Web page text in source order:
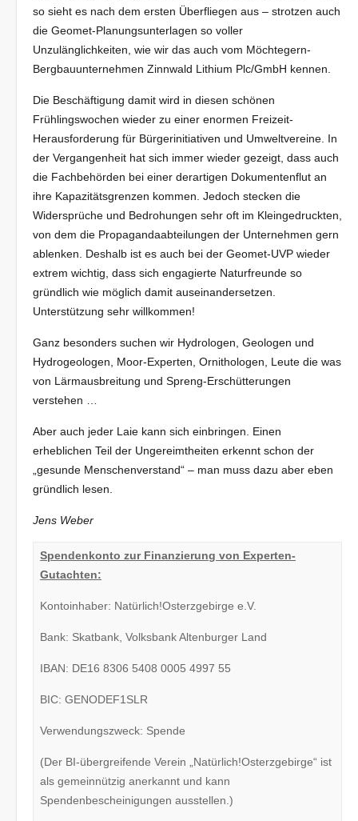
so sieht es nach dem ersten Überfliegen aus – strotzen auch
die Geomet-Planungsunterlagen so voller
Unzulänglichkeiten, wie wir das auch vom Möchtegern-
Bergbauunternehmen Zinnwald Lithium Plc/GmbH kennen.
Die Beschäftigung damit wird in diesen schönen
Frühlingswochen wieder zu einer enormen Freizeit-
Herausforderung für Bürgerinitiativen und Umweltvereine. In
der Vergangenheit hat sich immer wieder gezeigt, dass auch
die Fachbehörden bei einer derartigen Dokumentenflut an
ihre Kapazitätsgrenzen kommen. Jedoch stecken die
Widersprüche und Bedrohungen sehr oft im Kleingedruckten,
von dem die Propagandaabteilungen der Unternehmen gern
ablenken. Deshalb ist es auch bei der Geomet-UVP wieder
extrem wichtig, dass sich engagierte Naturfreunde so
gründlich wie möglich damit auseinandersetzen.
Unterstützung sehr willkommen!
Ganz besonders suchen wir Hydrologen, Geologen und
Hydrogeologen, Moor-Experten, Ornithologen, Leute die was
von Lärmausbreitung und Spreng-Erschütterungen
verstehen …
Aber auch jeder Laie kann sich einbringen. Einen
erheblichen Teil der Ungereimtheiten erkennt schon der
„gesunde Menschenverstand“ – man muss dazu aber eben
gründlich lesen.
Jens Weber
Spendenkonto zur Finanzierung von Experten-
Gutachten:
Kontoinhaber: Natürlich!Osterzgebirge e.V.
Bank: Skatbank, Volksbank Altenburger Land
IBAN: DE16 8306 5408 0005 4997 55
BIC: GENODEF1SLR
Verwendungszweck: Spende
(Der BI-übergreifende Verein „Natürlich!Osterzgebirge“ ist
als gemeinnützig anerkannt und kann
Spendenbescheinigungen ausstellen.)